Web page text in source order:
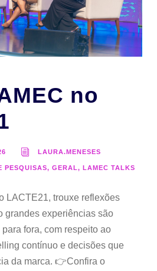
no
LAURA.MENESES
PESQUISAS, GERAL, LAMEC TALKS
LACTE21, trouxe reflexões
grandes experiências são
fora, com respeito ao
contínuo e decisões que
da marca. 👉Confira o